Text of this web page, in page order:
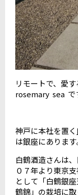
リモートで、愛
rosemary sea で
神戸に本社を置く
は銀座にあります
白鶴酒造さんは
０７年より東京
として「白鶴銀
鶴錦」の栽培に取